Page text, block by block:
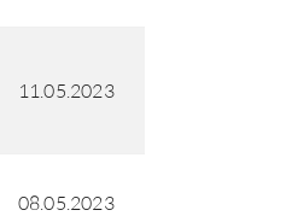
11.05.2023
08.05.2023